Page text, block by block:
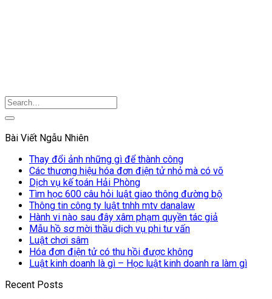
Bài Viết Ngẫu Nhiên
Thay đổi ảnh những gì để thành công
Các thương hiệu hóa đơn điện tử nhỏ mà có võ
Dịch vụ kế toán Hải Phòng
Tìm học 600 câu hỏi luật giao thông đường bộ
Thông tin công ty luật tnhh mtv danalaw
Hành vi nào sau đây xâm phạm quyền tác giả
Mẫu hồ sơ mời thầu dịch vụ phi tư vấn
Luật chơi sâm
Hóa đơn điện tử có thu hồi được không
Luật kinh doanh là gì – Học luật kinh doanh ra làm gì
Recent Posts